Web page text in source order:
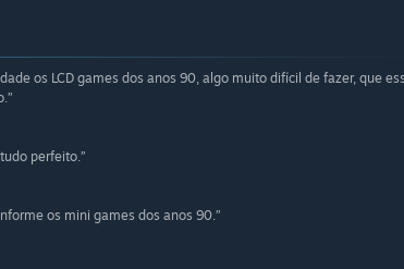
os LCD games dos anos 90, algo muito difícil de fazer, que
perfeito.”
os mini games dos anos 90.”